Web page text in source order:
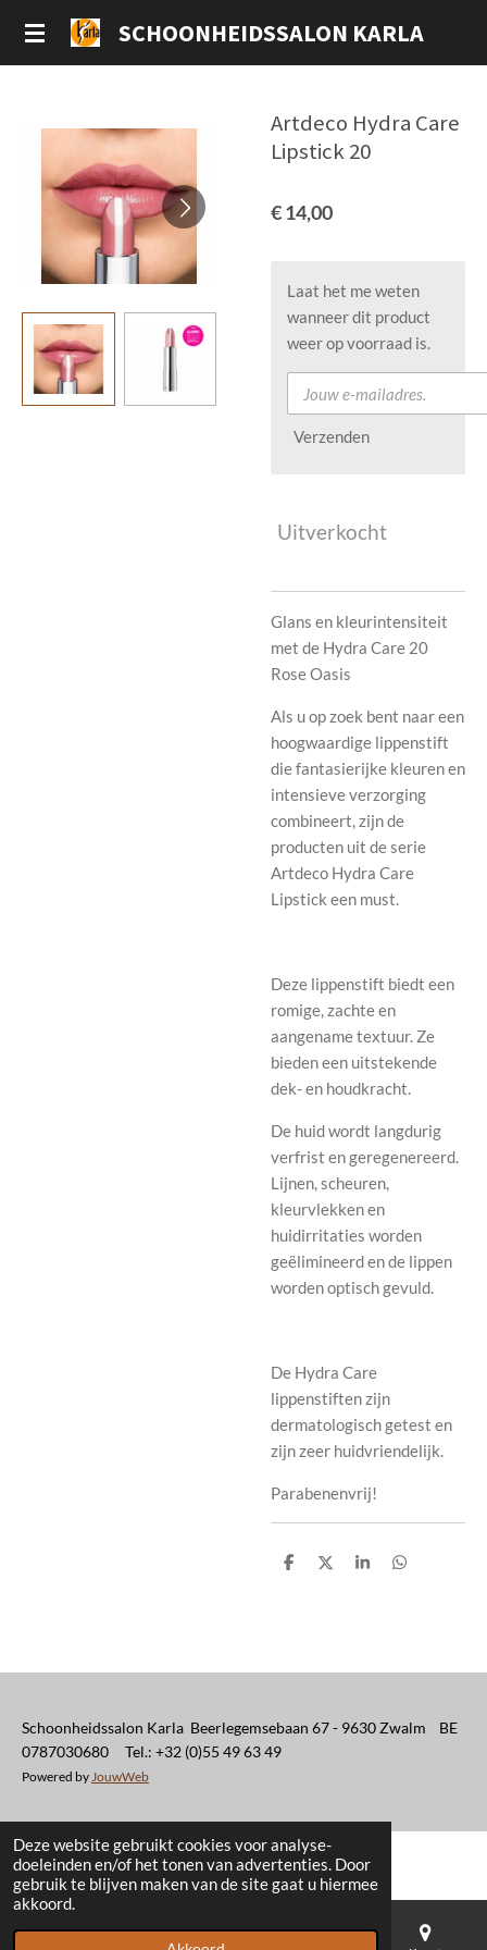
Deze website gebruikt cookies voor analyse-
doeleinden en/of het tonen van advertenties. Door
gebruik te blijven maken van de site gaat u hiermee
akkoord.
Ga
direct
hoofdinhoud
SCHOONHEIDSSALON KARLA
Artdeco Hydra Care
Lipstick 20
€ 14,00
Laat het me weten
wanneer dit product
weer op voorraad is.
Verzenden
Uitverkocht
Glans en kleurintensiteit
met de Hydra Care 20
Rose Oasis
Als u op zoek bent naar een
hoogwaardige lippenstift
die fantasierijke kleuren en
intensieve verzorging
combineert, zijn de
producten uit de serie
Artdeco Hydra Care
Lipstick een must.
Deze lippenstift biedt een
romige, zachte en
aangename textuur. Ze
bieden een uitstekende
dek- en houdkracht.
De huid wordt langdurig
verfrist en geregenereerd.
Lijnen, scheuren,
kleurvlekken en
huidirritaties worden
geëlimineerd en de lippen
worden optisch gevuld.
De Hydra Care
lippenstiften zijn
dermatologisch getest en
zijn zeer huidvriendelijk.
Parabenenvrij!
D
D
S
D
Schoonheidssalon Karla Beerlegemsebaan 67 - 9630 Zwalm BE
0787030680 Tel.: +32 (0)55 49 63 49
Powered by JouwWeb